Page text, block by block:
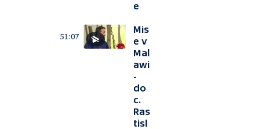
e
51:07
Mis
e v
Mal
awi
-
do
c.
Ras
tisl